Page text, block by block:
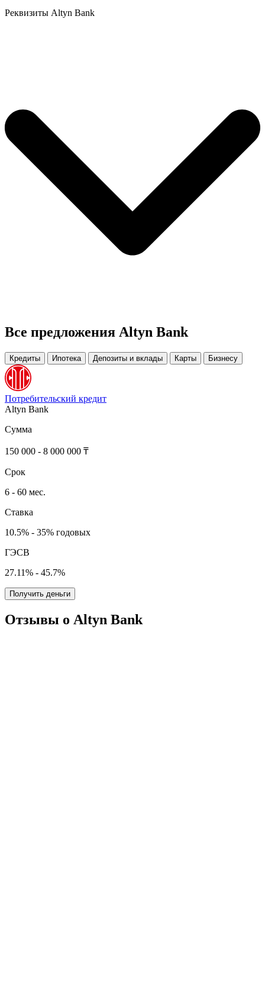
Реквизиты Altyn Bank
Все предложения Altyn Bank
Кредиты Ипотека Депозиты и вклады Карты Бизнесу
Потребительский кредит
Altyn Bank
Сумма
150 000 - 8 000 000 ₸
Срок
6 - 60 мес.
Ставка
10.5% - 35% годовых
ГЭСВ
27.11% - 45.7%
Получить деньги
Отзывы о Altyn Bank